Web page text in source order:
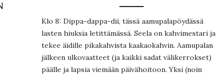
Klo 8: Dippa-dappa-dii, tässä aamupalapöydässä
lasten hiuksia letittämässä. Seela on kahvimestari ja
tekee äidille pikakahvista kaakaokahvin. Aamupalan
jälkeen ulkovaatteet (ja kaikki sadat välikerrokset)
päälle ja lapsia viemään päivähoitoon. Yksi (noin